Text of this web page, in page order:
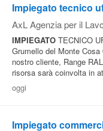
Impiegato tecnico
AxL Agenzia per il
IMPIEGATO TECNICO
Grumello del Monte
nostro cliente, Range
risorsa sarà coinvolta in
oggi
Impiegato